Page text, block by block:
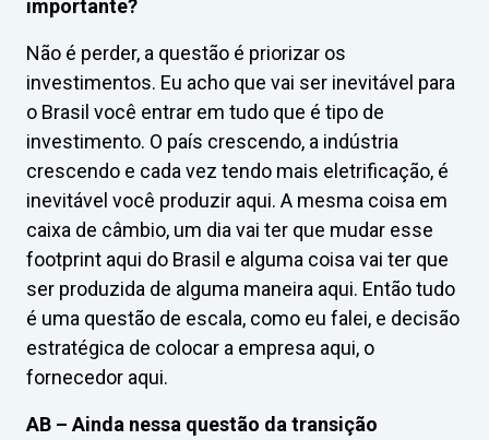
importante?
Não é perder, a questão é priorizar os
investimentos. Eu acho que vai ser inevitável para
o Brasil você entrar em tudo que é tipo de
investimento. O país crescendo, a indústria
crescendo e cada vez tendo mais eletrificação, é
inevitável você produzir aqui. A mesma coisa em
caixa de câmbio, um dia vai ter que mudar esse
footprint aqui do Brasil e alguma coisa vai ter que
ser produzida de alguma maneira aqui. Então tudo
é uma questão de escala, como eu falei, e decisão
estratégica de colocar a empresa aqui, o
fornecedor aqui.
AB – Ainda nessa questão da transição